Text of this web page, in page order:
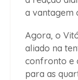
a vantagem
Agora, o
aliado na
confronto e
para as